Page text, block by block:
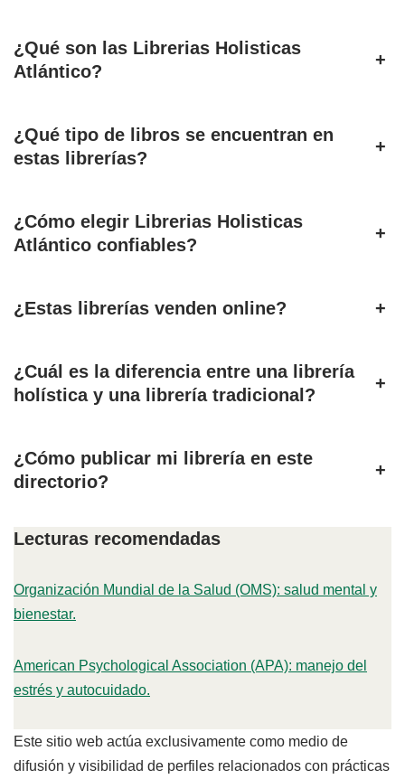
¿Qué son las Librerias Holisticas
Atlántico?
+
¿Qué tipo de libros se encuentran en
estas librerías?
+
¿Cómo elegir Librerias Holisticas
Atlántico confiables?
+
¿Estas librerías venden online? +
¿Cuál es la diferencia entre una librería
holística y una librería tradicional?
+
¿Cómo publicar mi librería en este
directorio?
+
Lecturas recomendadas
Organización Mundial de la Salud (OMS): salud mental y
bienestar.
American Psychological Association (APA): manejo del
estrés y autocuidado.
Este sitio web actúa exclusivamente como medio de
difusión y visibilidad de perfiles relacionados con prácticas